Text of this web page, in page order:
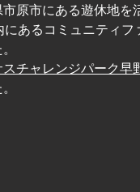
原市にある遊休地を
にあるコミュニティフ
チャレンジパーク早